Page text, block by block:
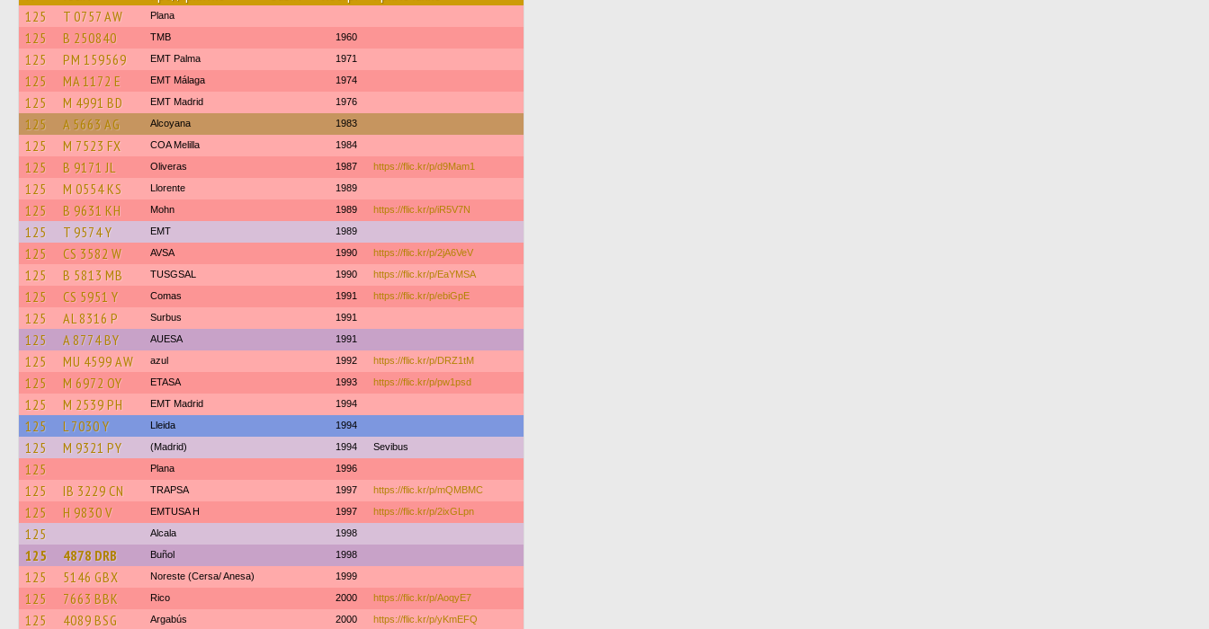
125 T 0757 AW Plana
125 B 250840 TMB 1960
125 PM 159569 EMT Palma 1971
125 MA 1172 E EMT Málaga 1974
125 M 4991 BD EMT Madrid 1976
125 A 5663 AG Alcoyana 1983
125 M 7523 FX COA Melilla 1984
125 B 9171 JL Oliveras 1987 https://flic.kr/p/d9Mam1
125 M 0554 KS Llorente 1989
125 B 9631 KH Mohn 1989 https://flic.kr/p/iR5V7N
125 T 9574 Y EMT 1989
125 CS 3582 W AVSA 1990 https://flic.kr/p/2jA6VeV
125 B 5813 MB TUSGSAL 1990 https://flic.kr/p/EaYMSA
125 CS 5951 Y Comas 1991 https://flic.kr/p/ebiGpE
125 AL 8316 P Surbus 1991
125 A 8774 BY AUESA 1991
125 MU 4599 AW azul 1992 https://flic.kr/p/DRZ1tM
125 M 6972 OY ETASA 1993 https://flic.kr/p/pw1psd
125 M 2539 PH EMT Madrid 1994
125 L 7030 Y Lleida 1994
125 M 9321 PY (Madrid) 1994 Sevibus
125 Plana 1996
125 IB 3229 CN TRAPSA 1997 https://flic.kr/p/mQMBMC
125 H 9830 V EMTUSA H 1997 https://flic.kr/p/2ixGLpn
125 Alcala 1998
125 4878 DRB Buñol 1998
125 5146 GBX Noreste (Cersa/ Anesa) 1999
125 7663 BBK Rico 2000 https://flic.kr/p/AoqyE7
125 4089 BSG Argabús 2000 https://flic.kr/p/yKmEFQ